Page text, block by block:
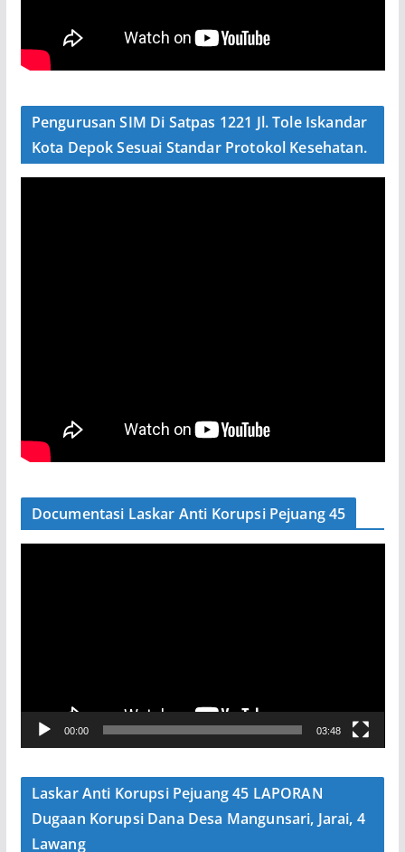
Pengurusan SIM Di Satpas 1221 Jl. Tole Iskandar
Kota Depok Sesuai Standar Protokol Kesehatan.
Documentasi Laskar Anti Korupsi Pejuang 45
V
e
00:00 03:48
Laskar Anti Korupsi Pejuang 45 LAPORAN
Dugaan Korupsi Dana Desa Mangunsari, Jarai, 4
Lawang